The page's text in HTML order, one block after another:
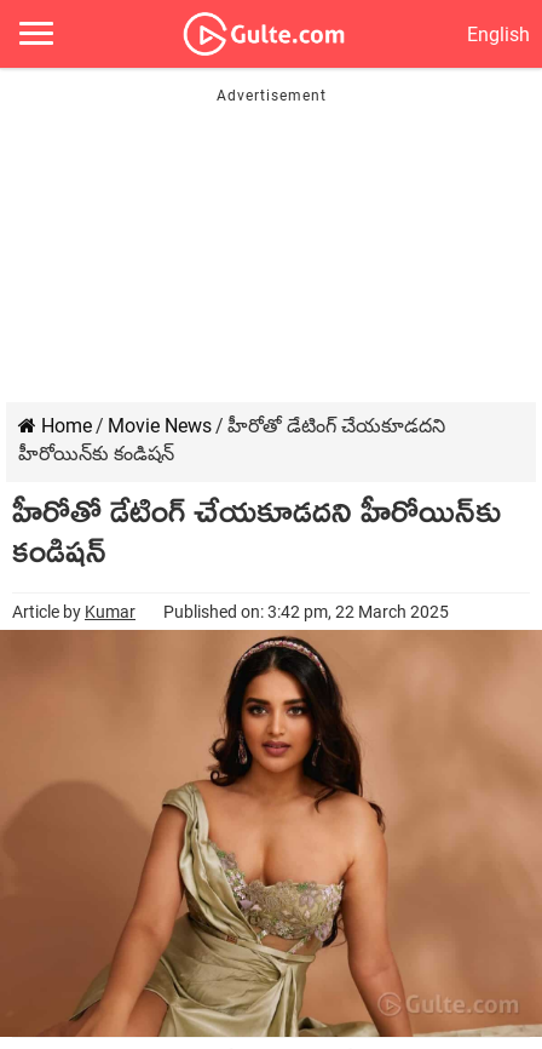
English
Home/ Movie News/ హీరోతో డేటింగ్ చేయకూడదని
హీరోయిన్‌కు కండిషన్
హీరోతో డేటింగ్ చేయకూడదని హీరోయిన్‌కు
కండిషన్
Article by Kumar Published on: 3:42 pm, 22 March 2025